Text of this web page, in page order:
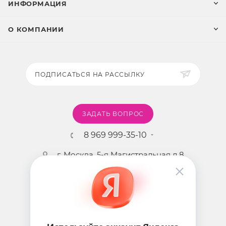
-себорейный кератоз
-расширенные поры в Т-зоне
-низкий тонус кожи
-первые признаки старения кожи
Противопоказания к применению:
ИНФОРМАЦИЯ
О КОМПАНИИ
ПОДПИСАТЬСЯ НА РАССЫЛКУ
ЗАДАТЬ ВОПРОС
8 969 999-35-10
г. Москва, 5-я Магистральная д.8